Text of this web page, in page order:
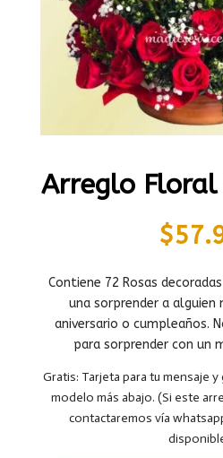
Arreglo Floral
$
Contiene 72 Rosas
una sorprender a alguien
aniversario o cumpleaños.
para sorprender con un
Gratis: Tarjeta para tu mensaje
modelo más abajo. (Si este
contactaremos vía